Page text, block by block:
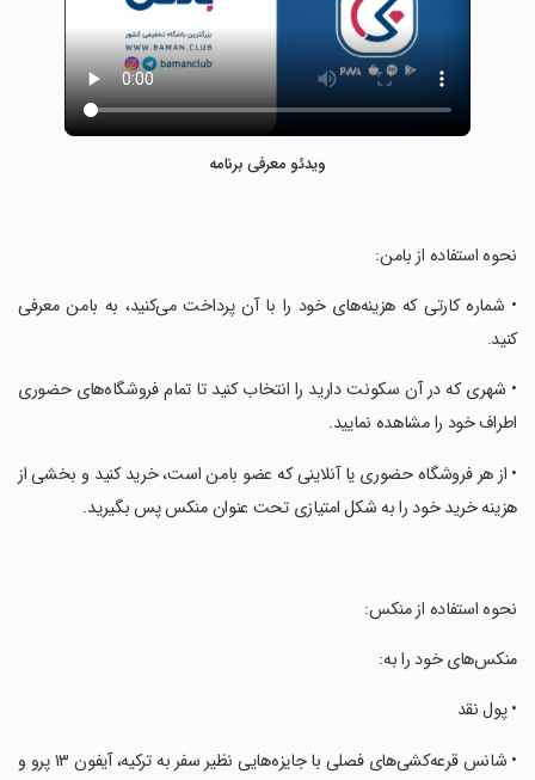
ویدئو معرفی برنامه
‏نحوه استفاده از بامن:
‏• شماره کارتی که هزینه‌های خود را با آن پرداخت می‌کنید، به بامن معرفی
کنید.
‏• شهری که در آن سکونت دارید را انتخاب کنید تا تمام فروشگاه‌های حضوری
اطراف خود را مشاهده نمایید.
‏• از هر فروشگاه حضوری یا آنلاینی که عضو بامن است، خرید کنید و بخشی از
هزینه خرید خود را به شکل امتیازی تحت عنوان منکس پس بگیرید.
‏نحوه استفاده از منکس:
‏منکس‌های خود را به:
‏• پول نقد
‏• شانس قرعه‌کشی‌های فصلی با جایزه‌هایی نظیر سفر به ترکیه، آیفون ۱۳ پرو و